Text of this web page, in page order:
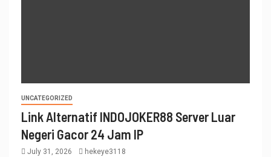
UNCATEGORIZED
Link Alternatif INDOJOKER88 Server Luar
Negeri Gacor 24 Jam IP
July 31, 2026 hekeye3118